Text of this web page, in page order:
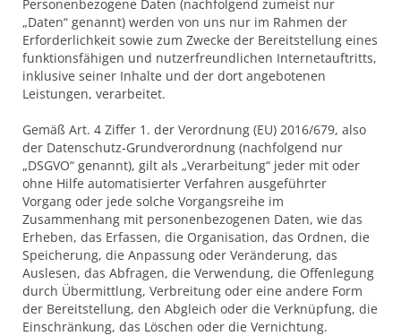
Personenbezogene Daten (nachfolgend zumeist nur
„Daten“ genannt) werden von uns nur im Rahmen der
Erforderlichkeit sowie zum Zwecke der Bereitstellung eines
funktionsfähigen und nutzerfreundlichen Internetauftritts,
inklusive seiner Inhalte und der dort angebotenen
Leistungen, verarbeitet.
Gemäß Art. 4 Ziffer 1. der Verordnung (EU) 2016/679, also
der Datenschutz-Grundverordnung (nachfolgend nur
„DSGVO“ genannt), gilt als „Verarbeitung“ jeder mit oder
ohne Hilfe automatisierter Verfahren ausgeführter
Vorgang oder jede solche Vorgangsreihe im
Zusammenhang mit personenbezogenen Daten, wie das
Erheben, das Erfassen, die Organisation, das Ordnen, die
Speicherung, die Anpassung oder Veränderung, das
Auslesen, das Abfragen, die Verwendung, die Offenlegung
durch Übermittlung, Verbreitung oder eine andere Form
der Bereitstellung, den Abgleich oder die Verknüpfung, die
Einschränkung, das Löschen oder die Vernichtung.